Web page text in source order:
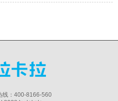
线：400-8166-560